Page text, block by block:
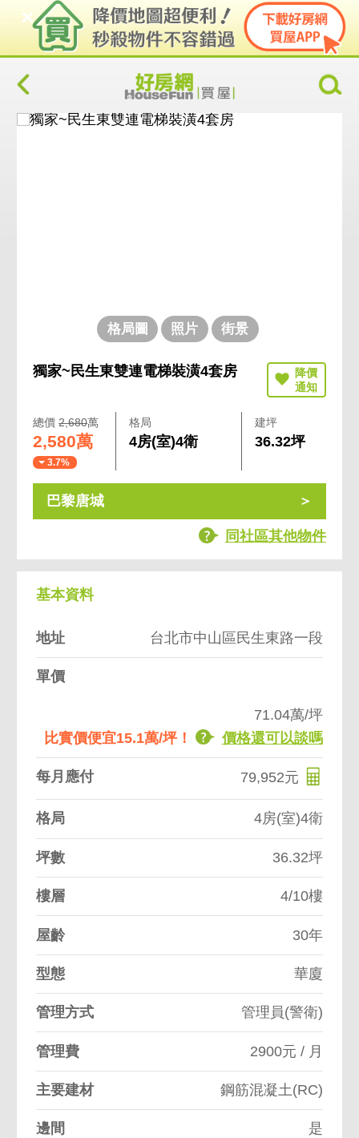
格局圖 照片 街景
獨家~民生東雙連電梯裝潢4套房
總價2,680萬
2,580萬
3.7%
格局
4房(室)4衛
建坪
36.32坪
巴黎唐城
同社區其他物件
基本資料
地址 台北市中山區民生東路一段
單價
71.04萬/坪
比實價便宜15.1萬/坪！
價格還可以談嗎
每月應付 79,952元
格局 4房(室)4衛
坪數 36.32坪
樓層 4/10樓
屋齡 30年
型態 華廈
管理方式 管理員(警衛)
管理費 2900元 / 月
主要建材 鋼筋混凝土(RC)
邊間 是